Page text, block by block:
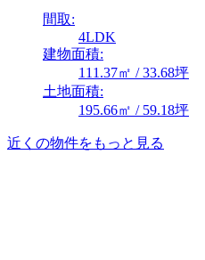
間取:
4LDK
建物面積:
111.37㎡ / 33.68坪
土地面積:
195.66㎡ / 59.18坪
近くの物件をもっと見る